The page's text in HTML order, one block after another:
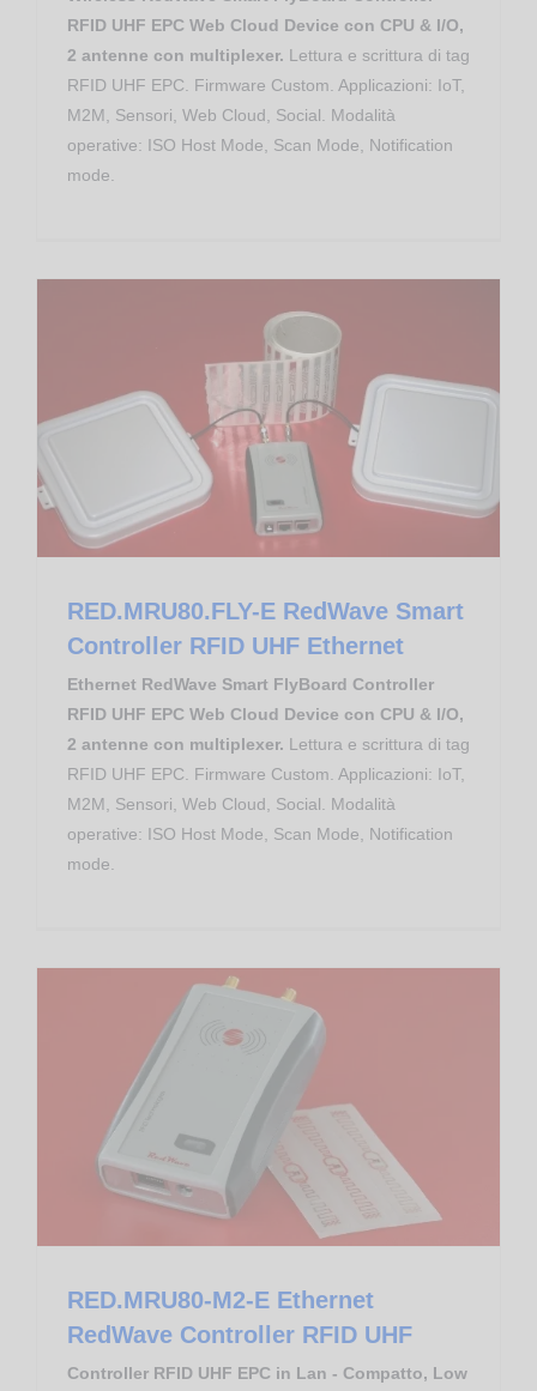
RFID UHF EPC Web Cloud Device con CPU & I/O,
2 antenne con multiplexer. Lettura e scrittura di tag
RFID UHF EPC. Firmware Custom. Applicazioni: IoT,
M2M, Sensori, Web Cloud, Social. Modalità
operative: ISO Host Mode, Scan Mode, Notification
mode.
RED.MRU80.FLY-E RedWave Smart
Controller RFID UHF Ethernet
Ethernet RedWave Smart FlyBoard Controller
RFID UHF EPC Web Cloud Device con CPU & I/O,
2 antenne con multiplexer. Lettura e scrittura di tag
RFID UHF EPC. Firmware Custom. Applicazioni: IoT,
M2M, Sensori, Web Cloud, Social. Modalità
operative: ISO Host Mode, Scan Mode, Notification
mode.
RED.MRU80-M2-E Ethernet
RedWave Controller RFID UHF
Controller RFID UHF EPC in Lan - Compatto, Low